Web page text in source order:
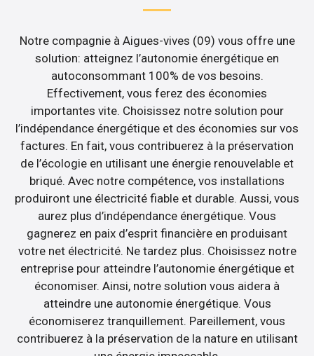
Notre compagnie à Aigues-vives (09) vous offre une
solution: atteignez l’autonomie énergétique en
autoconsommant 100% de vos besoins.
Effectivement, vous ferez des économies
importantes vite. Choisissez notre solution pour
l’indépendance énergétique et des économies sur vos
factures. En fait, vous contribuerez à la préservation
de l’écologie en utilisant une énergie renouvelable et
briqué. Avec notre compétence, vos installations
produiront une électricité fiable et durable. Aussi, vous
aurez plus d’indépendance énergétique. Vous
gagnerez en paix d’esprit financière en produisant
votre net électricité. Ne tardez plus. Choisissez notre
entreprise pour atteindre l’autonomie énergétique et
économiser. Ainsi, notre solution vous aidera à
atteindre une autonomie énergétique. Vous
économiserez tranquillement. Pareillement, vous
contribuerez à la préservation de la nature en utilisant